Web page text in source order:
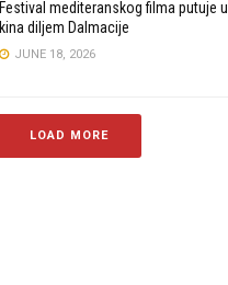
Festival mediteranskog filma putuje u
kina diljem Dalmacije
JUNE 18, 2026
LOAD MORE